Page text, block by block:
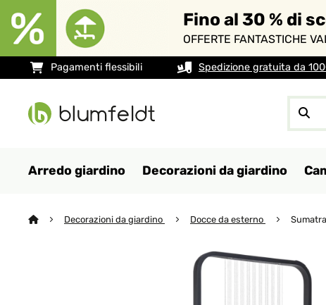
Fino al 30 % di
OFFERTE FANTASTICHE
Pagamenti flessibili Spedizione gratuita da
Arredo giardino Decorazioni da giardino
Decorazioni da giardino Docce da esterno